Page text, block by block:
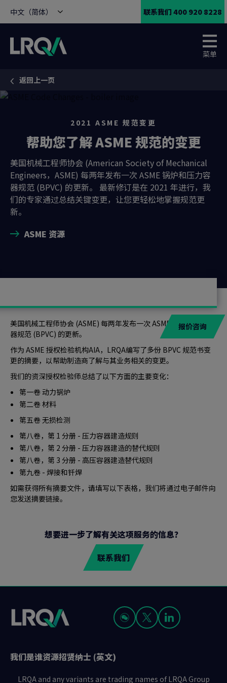
中文（简体） 联系我们 400 920 8228
菜单
You are here:
返回上一页
帮助您了解 ASME 规范的变更
美国机械工程师协会 (American Society of Mechanical
Engineers，ASME) 每两年发布一次 ASME 锅炉和压力容
器规范 (BPVC) 的更新。 最新修订是在 2021 年进行，我
们的专家通过总结关键变更，让您更轻松地掌握规范更
新。
2021 ASME 规范变更
ASME 资源
报价咨询
美国机械工程师协会 (ASME) 每两年发布一次 ASME 锅炉和压力容
器规范 (BPVC) 的更新。
作为 ASME 授权检验机构AIA，LRQA编写了多份 BPVC 规范书变
更的摘要，以帮助制造商了解与其业务相关的变更。
我们的资深授权检验师总结了以下方面的主要变化：
第一卷 动力锅炉
第二卷 材料
第五卷 无损检测
第八卷，第 1 分册 - 压力容器建造规则
第八卷，第 2 分册 - 压力容器建造的替代规则
第八卷，第 3 分册 - 高压容器建造替代规则
第九卷 - 焊接和钎焊
如需获得所有摘要文件，请填写以下表格，我们将通过电子邮件向
您发送摘要链接。
想要进一步了解有关这项服务的信息？
联系我们
我们是谁资源招贤纳士 (英文)
LRQA and any variants are trading names of LRQA Group